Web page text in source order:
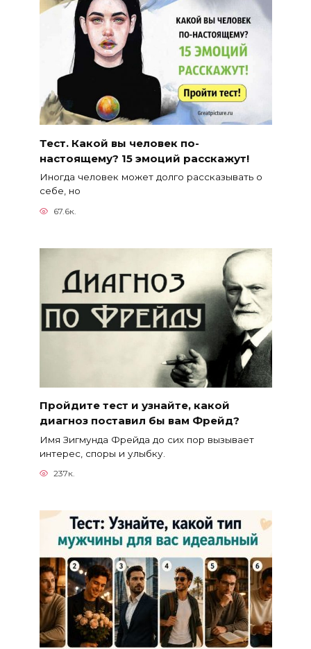
Тест. Какой вы человек по-
настоящему? 15 эмоций расскажут!
Иногда человек может долго рассказывать о
себе, но
67.6к.
Пройдите тест и узнайте, какой
диагноз поставил бы вам Фрейд?
Имя Зигмунда Фрейда до сих пор вызывает
интерес, споры и улыбку.
237к.